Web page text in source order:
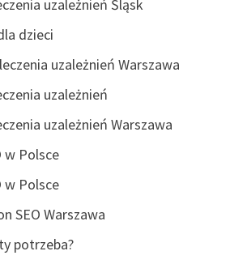
uzależnień Śląsk
dzieci
uzależnień Warszawa
uzależnień
uzależnień Warszawa
w Polsce
w Polsce
SEO Warszawa
potrzeba?